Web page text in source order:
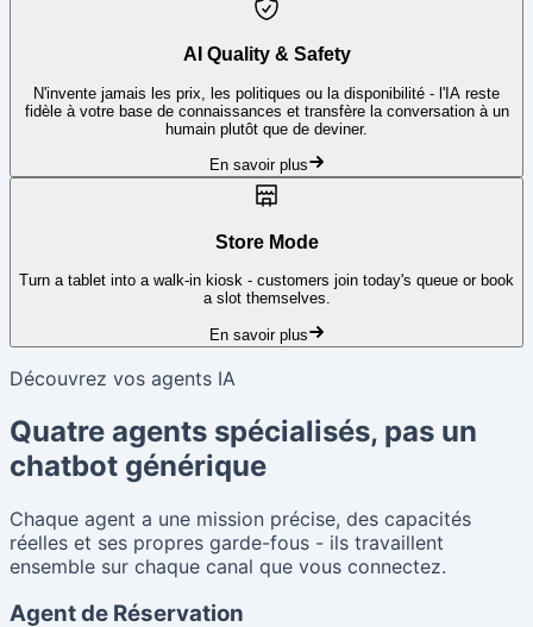
AI Quality & Safety
N'invente jamais les prix, les politiques ou la disponibilité - l'IA reste
fidèle à votre base de connaissances et transfère la conversation à un
humain plutôt que de deviner.
En savoir plus
Store Mode
Turn a tablet into a walk-in kiosk - customers join today's queue or book
a slot themselves.
En savoir plus
Découvrez vos agents IA
Quatre agents spécialisés, pas un
chatbot générique
Chaque agent a une mission précise, des capacités
réelles et ses propres garde-fous - ils travaillent
ensemble sur chaque canal que vous connectez.
Agent de Réservation